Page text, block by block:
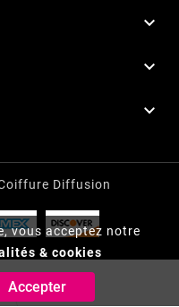
vous acceptez notre
& cookies
Accepter



Diffusion